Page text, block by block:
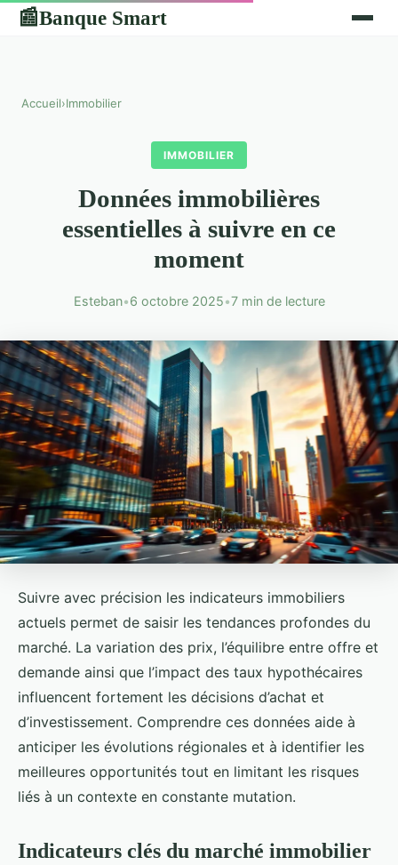
📰Banque Smart
Accueil›Immobilier
IMMOBILIER
Données immobilières
essentielles à suivre en ce
moment
Esteban•6 octobre 2025•7 min de lecture
Suivre avec précision les indicateurs immobiliers
actuels permet de saisir les tendances profondes du
marché. La variation des prix, l’équilibre entre offre et
demande ainsi que l’impact des taux hypothécaires
influencent fortement les décisions d’achat et
d’investissement. Comprendre ces données aide à
anticiper les évolutions régionales et à identifier les
meilleures opportunités tout en limitant les risques
liés à un contexte en constante mutation.
Indicateurs clés du marché immobilier